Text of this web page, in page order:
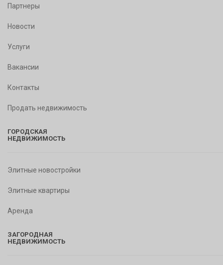
Партнеры
Новости
Услуги
Вакансии
Контакты
Продать недвижимость
ГОРОДСКАЯ
НЕДВИЖИМОСТЬ
Элитные новостройки
Элитные квартиры
Аренда
ЗАГОРОДНАЯ
НЕДВИЖИМОСТЬ